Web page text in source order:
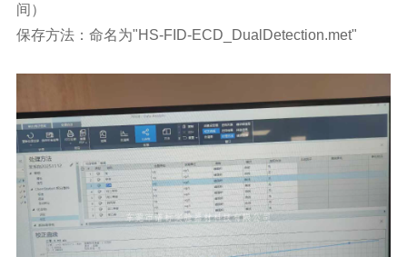
间）
保存方法：命名为"HS-FID-ECD_DualDetection.met"